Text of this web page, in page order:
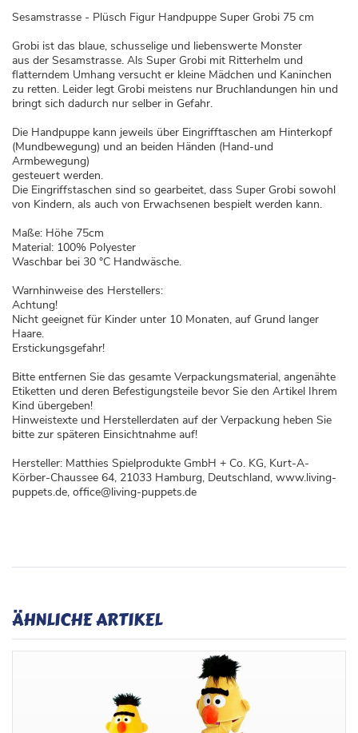
Sesamstrasse - Plüsch Figur Handpuppe Super Grobi 75 cm
Grobi ist das blaue, schusselige und liebenswerte Monster
aus der Sesamstrasse. Als Super Grobi mit Ritterhelm und
flatterndem Umhang versucht er kleine Mädchen und Kaninchen
zu retten. Leider legt Grobi meistens nur Bruchlandungen hin und
bringt sich dadurch nur selber in Gefahr.
Die Handpuppe kann jeweils über Eingrifftaschen am Hinterkopf
(Mundbewegung) und an beiden Händen (Hand-und
Armbewegung)
gesteuert werden.
Die Eingriffstaschen sind so gearbeitet, dass Super Grobi sowohl
von Kindern, als auch von Erwachsenen bespielt werden kann.
Maße: Höhe 75cm
Material: 100% Polyester
Waschbar bei 30 °C Handwäsche.
Warnhinweise des Herstellers:
Achtung!
Nicht geeignet für Kinder unter 10 Monaten, auf Grund langer
Haare.
Erstickungsgefahr!
Bitte entfernen Sie das gesamte Verpackungsmaterial, angenähte
Etiketten und deren Befestigungsteile bevor Sie den Artikel Ihrem
Kind übergeben!
Hinweistexte und Herstellerdaten auf der Verpackung heben Sie
bitte zur späteren Einsichtnahme auf!
Hersteller: Matthies Spielprodukte GmbH + Co. KG, Kurt-A-
Körber-Chaussee 64, 21033 Hamburg, Deutschland, www.living-
puppets.de, office@living-puppets.de
ÄHNLICHE ARTIKEL